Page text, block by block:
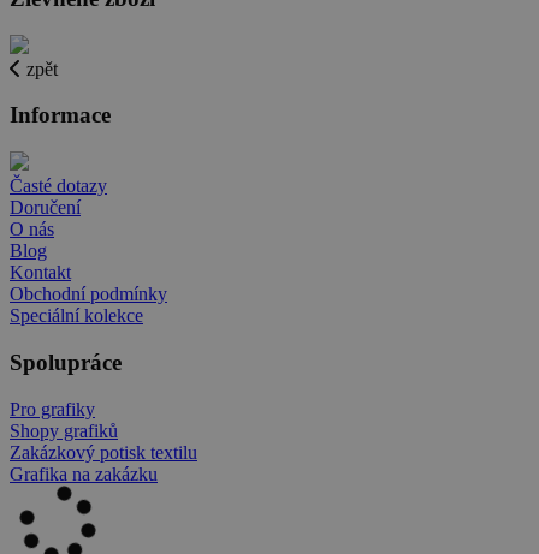
zpět
Informace
Časté dotazy
Doručení
O nás
Blog
Kontakt
Obchodní podmínky
Speciální kolekce
Spolupráce
Pro grafiky
Shopy grafiků
Zakázkový potisk textilu
Grafika na zakázku